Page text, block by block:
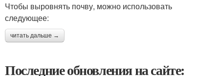
Чтобы выровнять почву, можно использовать
следующее:
читать дальше →
Последние обновления на сайте: